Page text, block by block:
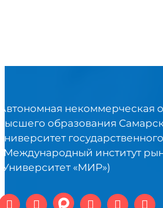
некоммерческая
образования
институт
«МИР»)